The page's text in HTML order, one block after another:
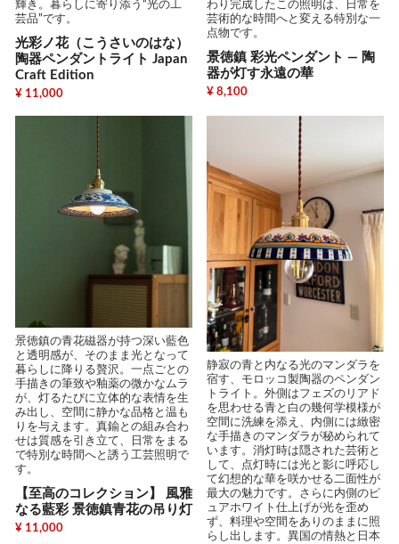
輝き。暮らしに寄り添う“光の工
芸品”です。
光彩ノ花（こうさいのはな）
陶器ペンダントライト Japan
Craft Edition
¥ 11,000
わり完成したこの照明は、日常を
芸術的な時間へと変える特別な一
点物です。
景徳鎮 彩光ペンダント ― 陶
器が灯す永遠の華
¥ 8,100
景徳鎮の青花磁器が持つ深い藍色
と透明感が、そのまま光となって
暮らしに降りる贅沢。一点ごとの
手描きの筆致や釉薬の微かなムラ
が、灯るたびに立体的な表情を生
み出し、空間に静かな品格と温も
りを与えます。真鍮との組み合わ
せは質感を引き立て、日常をまる
で特別な時間へと誘う工芸照明で
す。
【至高のコレクション】 風雅
なる藍彩 景徳鎮青花の吊り灯
¥ 11,000
静寂の青と内なる光のマンダラを
宿す、モロッコ製陶器のペンダン
トライト。外側はフェズのリアド
を思わせる青と白の幾何学模様が
空間に洗練を添え、内側には緻密
な手描きのマンダラが秘められて
います。消灯時は隠された芸術と
して、点灯時には光と影に呼応し
て幻想的な華を咲かせる二面性が
最大の魅力です。さらに内側のピ
ュアホワイト仕上げが光を歪め
ず、料理や空間をありのままに照
らし出します。異国の情熱と日本